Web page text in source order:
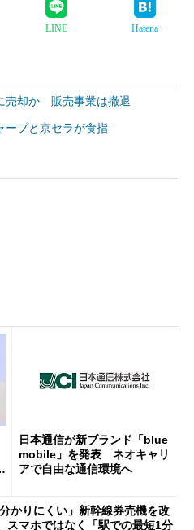
LINE Hatena
売却か 販売事業は撤退
ープと京セラが食指
日本通信が新ブランド「blue
mobile」を発表 ネオキャリ
アで自由な通信環境へ
かりにくい」新幹線券売機を改
マホではなく「駅での最短1分